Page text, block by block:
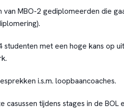
MBO-2 gediplomeerden die
studenten met een hoge kans op
i.s.m. loopbaancoaches.
casussen tijdens stages in de BOL